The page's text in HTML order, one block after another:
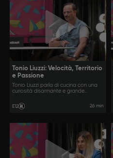
Tonio Liuzzi: Velocità, Territorio
e Passione
Tonio Liuzzi parla di cucina con una
curiosità disarmante e grande
identità e adrenalina della
sperimentazione.
E12 26 min